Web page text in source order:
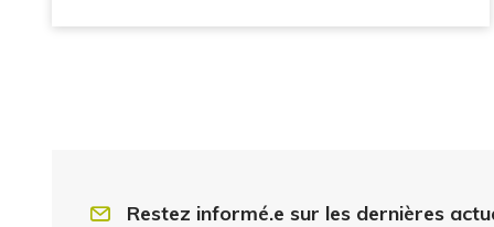
Restez informé.e sur les dernières